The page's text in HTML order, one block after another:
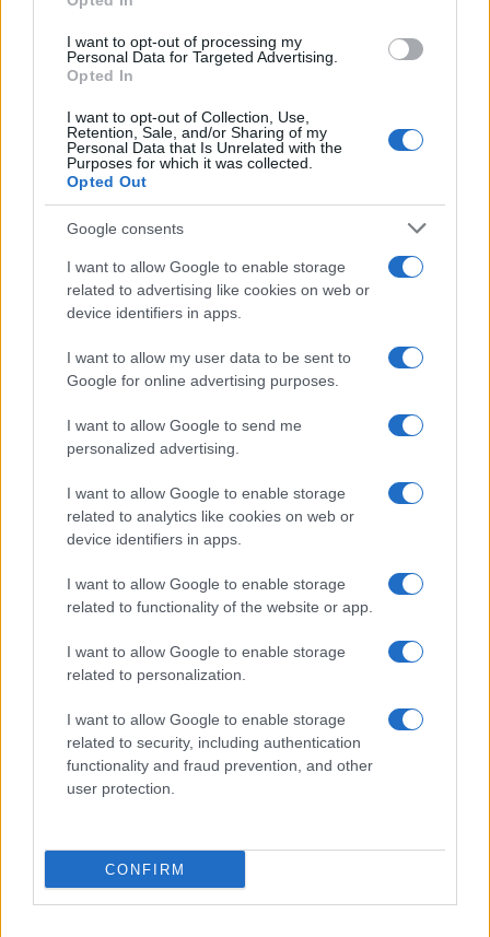
I want to opt-out of processing my
Personal Data for Targeted Advertising.
Opted In
I want to opt-out of Collection, Use,
Retention, Sale, and/or Sharing of my
Personal Data that Is Unrelated with the
Purposes for which it was collected.
Opted Out
Google consents
I want to allow Google to enable storage
related to advertising like cookies on web or
device identifiers in apps.
I want to allow my user data to be sent to
Google for online advertising purposes.
I want to allow Google to send me
personalized advertising.
I want to allow Google to enable storage
related to analytics like cookies on web or
device identifiers in apps.
I want to allow Google to enable storage
related to functionality of the website or app.
I want to allow Google to enable storage
related to personalization.
I want to allow Google to enable storage
related to security, including authentication
functionality and fraud prevention, and other
user protection.
CONFIRM
Σχολιάζοντας την κατάσταση, η πρώην
πρέσβειρα των ΗΠΑ στα Εμιράτα, Μπάρμπαρα
Λιφ, δήλωσε στους New York Times ότι η
παράταση της σύγκρουσης αναγκάζει την ηγεσία
των ΗΑΕ να βλέπει πλέον τις διεθνείς ισορροπίες
με πολύ σκληρούς όρους, διαχωρίζοντας
απόλυτα τους φίλους από τους εχθρούς.
ΑΚΟΛΟΥΘΗΣΤΕ ΜΑΣ ΣΤΟ GOOGLE